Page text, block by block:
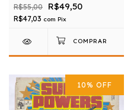
R$55,00 R$49,50
R$47,03 com Pix
10% OFF